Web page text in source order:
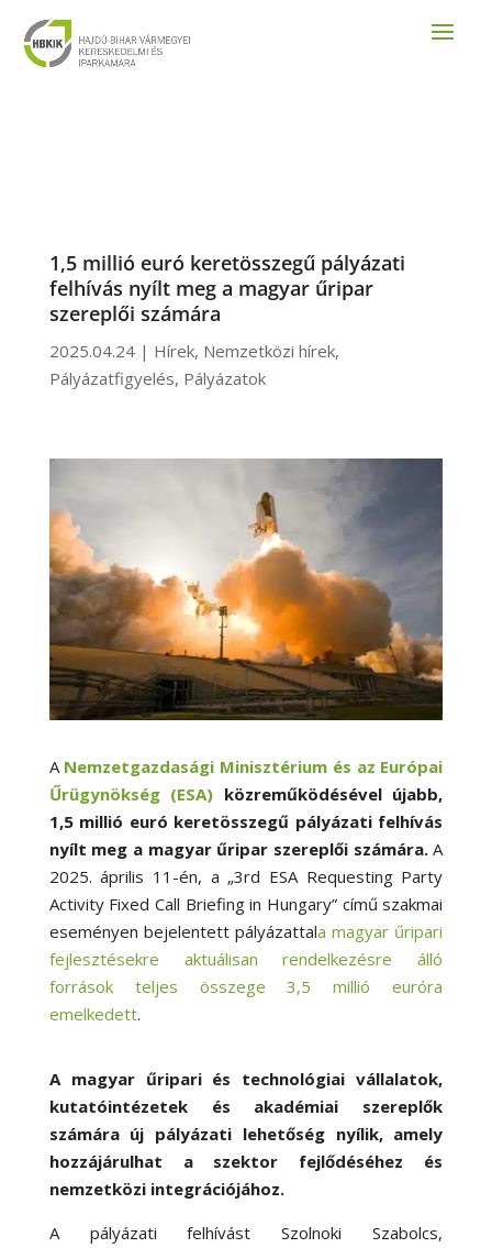
1,5 millió euró keretösszegű pályázati
felhívás nyílt meg a magyar űripar
szereplői számára
2025.04.24| Hírek, Nemzetközi hírek,
Pályázatfigyelés, Pályázatok
A Nemzetgazdasági Minisztérium és az Európai
Űrügynökség (ESA) közreműködésével újabb,
1,5 millió euró keretösszegű pályázati felhívás
nyílt meg a magyar űripar szereplői számára.A
2025. április 11-én, a „3rd ESA Requesting Party
Activity Fixed Call Briefing in Hungary” című szakmai
eseményen bejelentett pályázattala magyar űripari
fejlesztésekre aktuálisan rendelkezésre álló
források teljes összege 3,5 millió euróra
emelkedett.
A magyar űripari és technológiai vállalatok,
kutatóintézetek és akadémiai szereplők
számára új pályázati lehetőség nyílik, amely
hozzájárulhat a szektor fejlődéséhez és
nemzetközi integrációjához.
A pályázati felhívást Szolnoki Szabolcs,